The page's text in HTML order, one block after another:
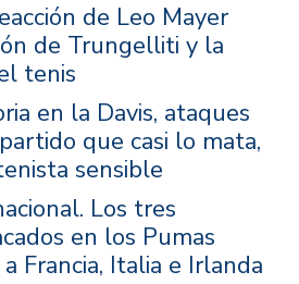
de Leo Mayer
de Trungelliti y la
tenis
en la Davis, ataques
que casi lo mata,
sensible
Los tres
en los Pumas
Francia, Italia e Irlanda